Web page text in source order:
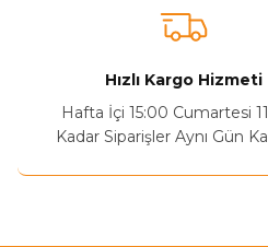
Hızlı Kargo Hizmeti
Hafta İçi 15:00 Cumartesi
Kadar Siparişler Aynı Gün